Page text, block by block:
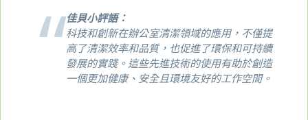
佳貝小評語：
科技和創新在辦公室清潔領域的應用，不僅提
高了清潔效率和品質，也促進了環保和可持續
發展的實踐。這些先進技術的使用有助於創造
一個更加健康、安全且環境友好的工作空間。